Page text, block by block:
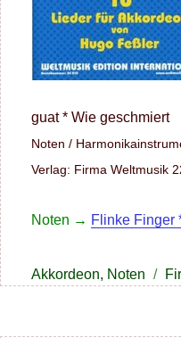
guat * Wie geschmiert
Noten /
Verlag: Firma Weltmusik
Noten → Flinke Finger
Kategorien
Akkordeon, Noten